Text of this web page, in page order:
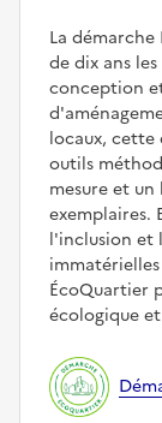
La
de dix ans
conception
locaux, cette
outils
mesure et
exemplaires.
l'inclusion et
ÉcoQuartier
écologique